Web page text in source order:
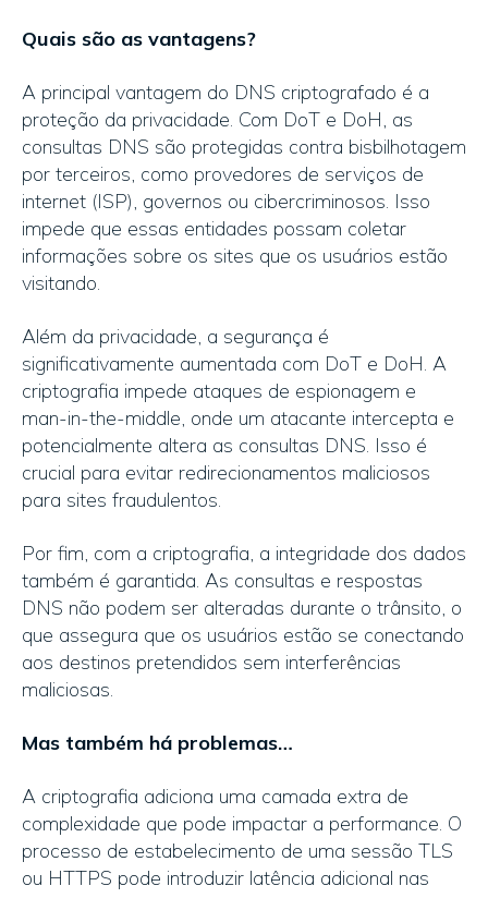
Quais são as vantagens?
A principal vantagem do DNS criptografado é a
proteção da privacidade. Com DoT e DoH, as
consultas DNS são protegidas contra bisbilhotagem
por terceiros, como provedores de serviços de
internet (ISP), governos ou cibercriminosos. Isso
impede que essas entidades possam coletar
informações sobre os sites que os usuários estão
visitando.
Além da privacidade, a segurança é
significativamente aumentada com DoT e DoH. A
criptografia impede ataques de espionagem e
man-in-the-middle, onde um atacante intercepta e
potencialmente altera as consultas DNS. Isso é
crucial para evitar redirecionamentos maliciosos
para sites fraudulentos.
Por fim, com a criptografia, a integridade dos dados
também é garantida. As consultas e respostas
DNS não podem ser alteradas durante o trânsito, o
que assegura que os usuários estão se conectando
aos destinos pretendidos sem interferências
maliciosas.
Mas também há problemas…
A criptografia adiciona uma camada extra de
complexidade que pode impactar a performance. O
processo de estabelecimento de uma sessão TLS
ou HTTPS pode introduzir latência adicional nas